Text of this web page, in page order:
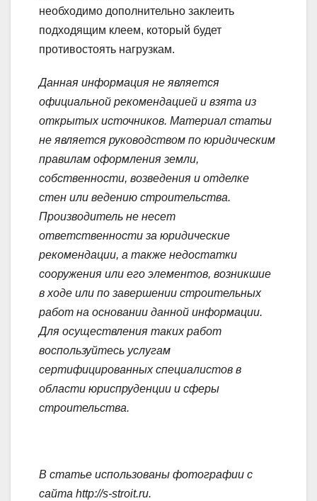
необходимо дополнительно заклеить
подходящим клеем, который будет
противостоять нагрузкам.
Данная информация не является
официальной рекомендацией и взята из
открытых источников. Материал статьи
не является руководством по юридическим
правилам оформления земли,
собственности, возведения и отделке
стен или ведению строительства.
Производитель не несет
ответственности за юридические
рекомендации, а также недостатки
сооружения или его элементов, возникшие
в ходе или по завершении строительных
работ на основании данной информации.
Для осуществления таких работ
воспользуйтесь услугам
сертифицированных специалистов в
области юриспруденции и сферы
строительства.
В статье использованы фотографии с
сайта http://s-stroit.ru.